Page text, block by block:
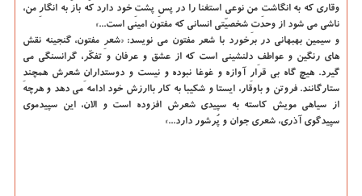
وقاری که به انگاشتِ من نوعی استغنا را در پسِ پشتِ خود دارد که باز به انگارِ من،
ناشی می شود از وحدتِ شخصیّتی انسانی که مفتون امینی است...»
و سیمین بهبهانی در برخورد با شعر مفتون می نویسد: «شعرِ مفتون، گنجینه نقش
های رنگین و عواطفِ دلنشینی است که از عشق و عرفان و تفکّر، گرانسنگی می
گیرد. هیچ گاه بی قرارِ آوازه و غوغا نبوده و نیست و دوستدارانِ شعرش همچندِ
ستارگانند. فروتن و باوقار، ایستا و شکیبا به کار باارزش خود ادامه می دهد و هرچه
از سیاهی مویش کاسته به سپیدی شعرش افزوده است و الان، این سپیدموی
سپیدگوی آذری، شعری جوان و پُرشور دارد...»